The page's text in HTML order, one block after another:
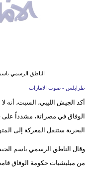
الناطق الرسمي
طرابلس - صوت الامارات
أكد الجيش الليبي، السبت، أنه
الوفاق في مصراتة، مشدداً
البحرية ستنقل المعركة إلى
وقال الناطق الرسمي باسم الجيش
من ميليشيات حكومة الوفاق